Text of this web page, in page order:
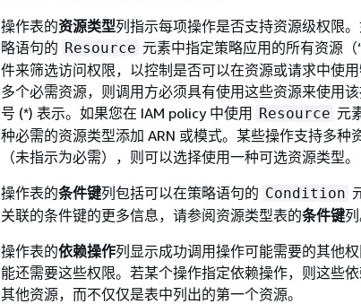
操作表的资源类型列指示每项操作是否支持资源级权限
略语句的 Resource 元素中指定策略应用的所有资源
件来筛选访问权限，以控制是否可以在资源或请求中使
多个必需资源，则调用方必须具有使用这些资源来使用
号 (*) 表示。如果您在 IAM policy 中使用 Resource 元
种必需的资源类型添加 ARN 或模式。某些操作支持多种
（未指示为必需），则可以选择使用一种可选资源类型。
操作表的条件键列包括可以在策略语句的 Condition
关联的条件键的更多信息，请参阅资源类型表的条件键列
操作表的依赖操作列显示成功调用操作可能需要的其他
能还需要这些权限。若某个操作指定依赖操作，则这些
其他资源，而不仅仅是表中列出的第一个资源。